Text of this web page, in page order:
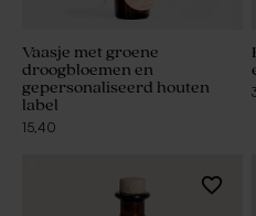
Vaasje met groene
droogbloemen en
gepersonaliseerd houten
label
15,40